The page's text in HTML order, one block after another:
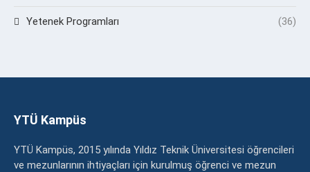
Yetenek Programları (36)
YTÜ Kampüs
YTÜ Kampüs, 2015 yılında Yıldız Teknik Üniversitesi öğrencileri
ve mezunlarının ihtiyaçları için kurulmuş öğrenci ve mezun